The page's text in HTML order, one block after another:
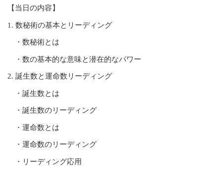
【当日の内容】
1. 数秘術の基本とリーディング
・数秘術とは
・数の基本的な意味と潜在的なパワー
2. 誕生数と運命数リーディング
・誕生数とは
・誕生数のリーディング
・運命数とは
・運命数のリーディング
・リーディング応用